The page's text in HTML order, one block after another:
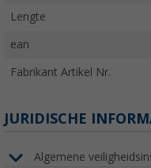
Lengte
ean
Fabrikant Artikel Nr.
JURIDISCHE
Algemene